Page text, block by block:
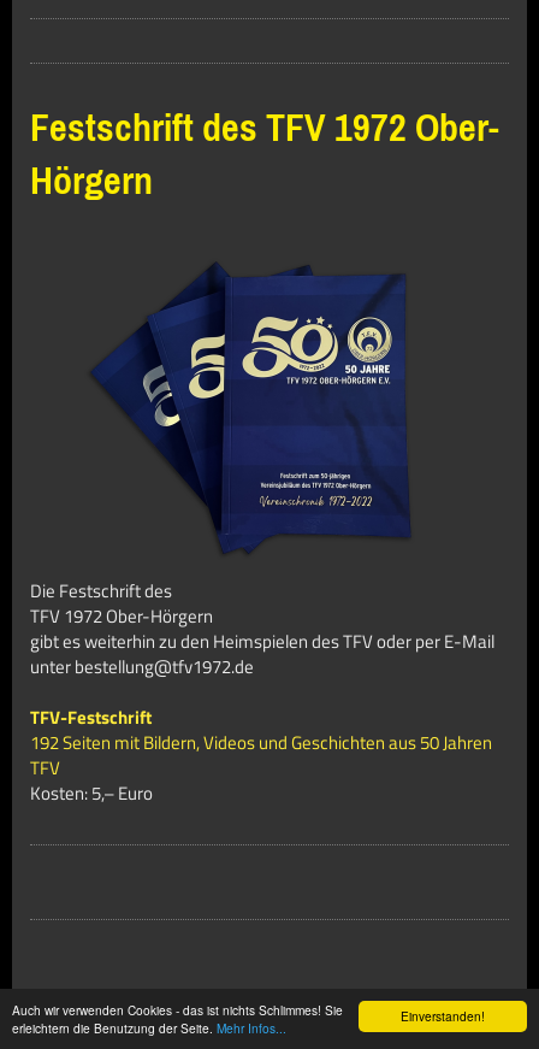
Einverstanden!
Auch wir verwenden Cookies - das ist nichts Schlimmes! Sie
erleichtern die Benutzung der Seite. Mehr Infos...
Festschrift des TFV 1972 Ober-
Hörgern
Die Festschrift des
TFV 1972 Ober-Hörgern
gibt es weiterhin zu den Heimspielen des TFV oder per E-Mail
unter bestellung@tfv1972.de
TFV-Festschrift
192 Seiten mit Bildern, Videos und Geschichten aus 50 Jahren
TFV
Kosten: 5,– Euro